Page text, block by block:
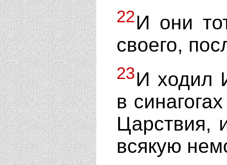
22И они
своего,
23И ходил
в
Царствия,
всякую